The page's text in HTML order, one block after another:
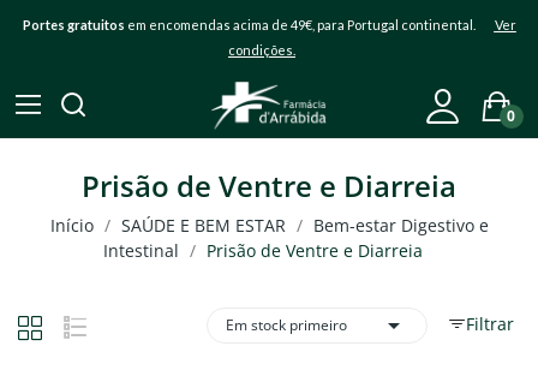
Portes gratuitos em encomendas acima de 49€, para Portugal continental. Ver
condições.
0
Prisão de Ventre e Diarreia
Início SAÚDE E BEM ESTAR
Bem-estar Digestivo e
Intestinal
Prisão de Ventre e Diarreia
Filtrar
Em stock primeiro 